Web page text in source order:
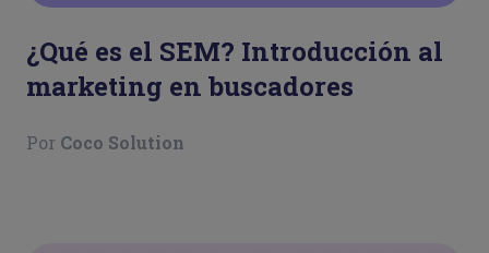
¿Qué es el SEM? Introducción al
marketing en buscadores
Por Coco Solution